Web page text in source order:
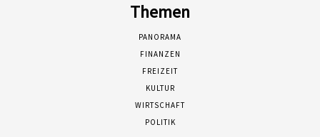
Themen
PANORAMA
FINANZEN
FREIZEIT
KULTUR
WIRTSCHAFT
POLITIK